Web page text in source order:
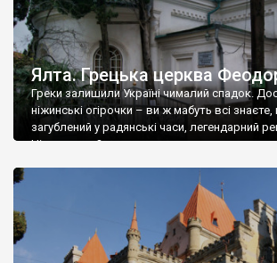
Ялта. Грецька церква
Греки залишили Україні чималий спадок.
ніжинські огірочки – ви ж мабуть всі знаєте,
загублений у радянські часи, легендарний
Ніжин греки?